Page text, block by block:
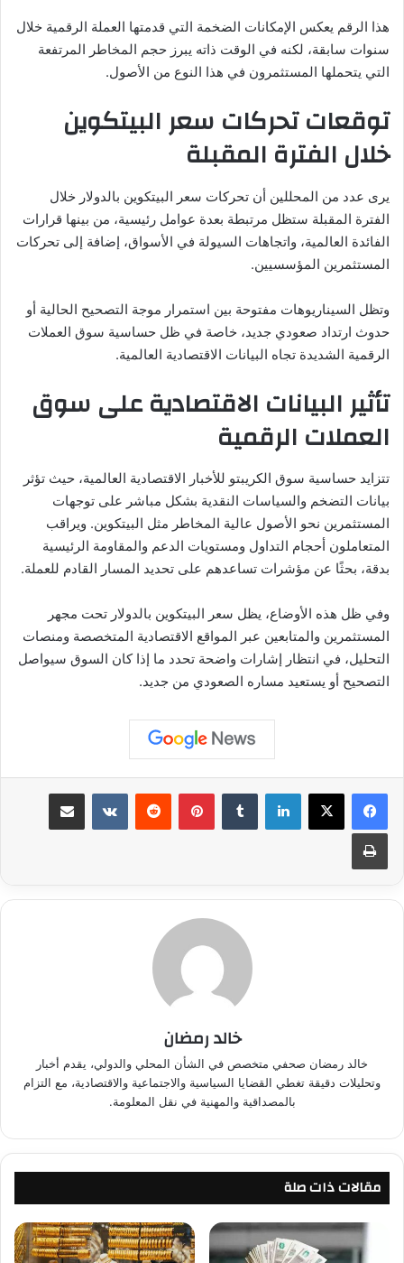
هذا الرقم يعكس الإمكانات الضخمة التي قدمتها العملة الرقمية خلال
سنوات سابقة، لكنه في الوقت ذاته يبرز حجم المخاطر المرتفعة
التي يتحملها المستثمرون في هذا النوع من الأصول.
توقعات تحركات سعر البيتكوين
خلال الفترة المقبلة
يرى عدد من المحللين أن تحركات سعر البيتكوين بالدولار خلال
الفترة المقبلة ستظل مرتبطة بعدة عوامل رئيسية، من بينها قرارات
الفائدة العالمية، واتجاهات السيولة في الأسواق، إضافة إلى تحركات
المستثمرين المؤسسيين.
وتظل السيناريوهات مفتوحة بين استمرار موجة التصحيح الحالية أو
حدوث ارتداد صعودي جديد، خاصة في ظل حساسية سوق العملات
الرقمية الشديدة تجاه البيانات الاقتصادية العالمية.
تأثير البيانات الاقتصادية على سوق
العملات الرقمية
تتزايد حساسية سوق الكريبتو للأخبار الاقتصادية العالمية، حيث تؤثر
بيانات التضخم والسياسات النقدية بشكل مباشر على توجهات
المستثمرين نحو الأصول عالية المخاطر مثل البيتكوين. ويراقب
المتعاملون أحجام التداول ومستويات الدعم والمقاومة الرئيسية
بدقة، بحثًا عن مؤشرات تساعدهم على تحديد المسار القادم للعملة.
وفي ظل هذه الأوضاع، يظل سعر البيتكوين بالدولار تحت مجهر
المستثمرين والمتابعين عبر المواقع الاقتصادية المتخصصة ومنصات
التحليل، في انتظار إشارات واضحة تحدد ما إذا كان السوق سيواصل
التصحيح أو يستعيد مساره الصعودي من جديد.
لينكدإن بينتيريست مشاركة عبر البريد
طباعة
خالد رمضان
خالد رمضان صحفي متخصص في الشأن المحلي والدولي، يقدم أخبار
وتحليلات دقيقة تغطي القضايا السياسية والاجتماعية والاقتصادية، مع التزام
بالمصداقية والمهنية في نقل المعلومة.
مقالات ذات صلة